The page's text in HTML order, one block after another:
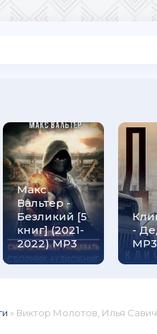
Макс
Вальтер -
Безликий [5
книг] (2021-
2022) МР3
-
MP3
» Виктор Молотов, Илья Савич -